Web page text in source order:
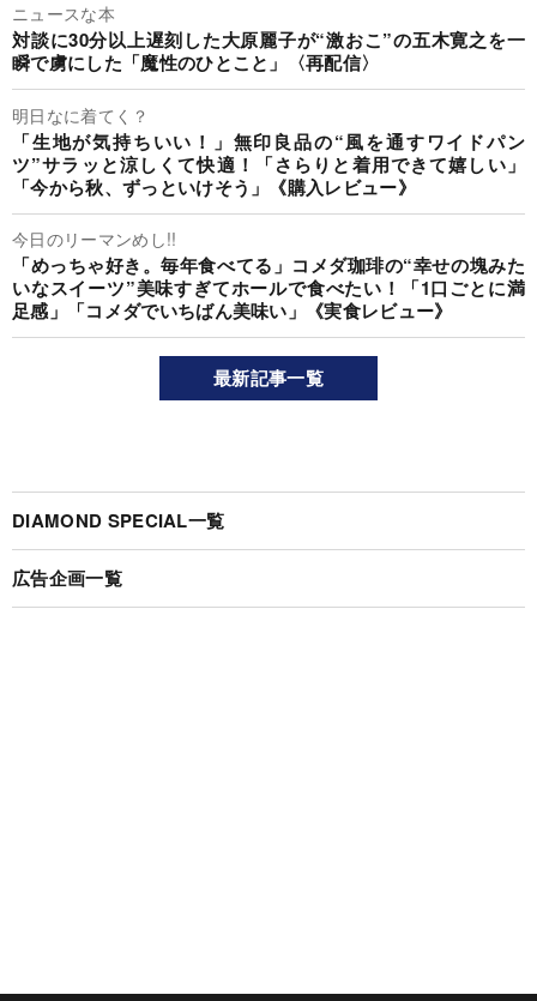
ニュースな本
対談に30分以上遅刻した大原麗子が“激おこ”の五木寛之を一
瞬で虜にした「魔性のひとこと」〈再配信〉
明日なに着てく？
「生地が気持ちいい！」無印良品の“風を通すワイドパン
ツ”サラッと涼しくて快適！「さらりと着用できて嬉しい」
「今から秋、ずっといけそう」《購入レビュー》
今日のリーマンめし!!
「めっちゃ好き。毎年食べてる」コメダ珈琲の“幸せの塊みた
いなスイーツ”美味すぎてホールで食べたい！「1口ごとに満
足感」「コメダでいちばん美味い」《実食レビュー》
最新記事一覧
DIAMOND SPECIAL一覧
広告企画一覧